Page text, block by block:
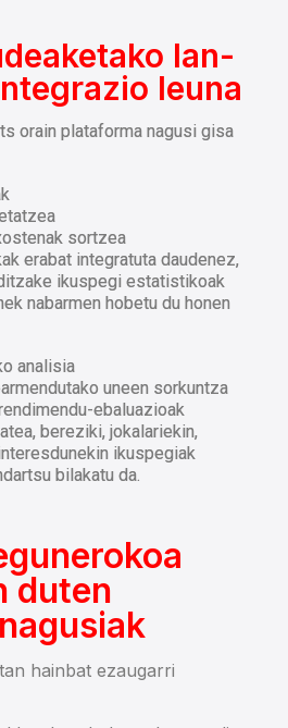
lan-
leuna
orain plataforma nagusi gisa
sortzea
erabat integratuta daudenez,
ikuspegi estatistikoak
nabarmen hobetu du honen
analisia
uneen sorkuntza
ebaluazioak
bereziki, jokalariekin,
ikuspegiak
bilakatu da.
duten
hainbat ezaugarri